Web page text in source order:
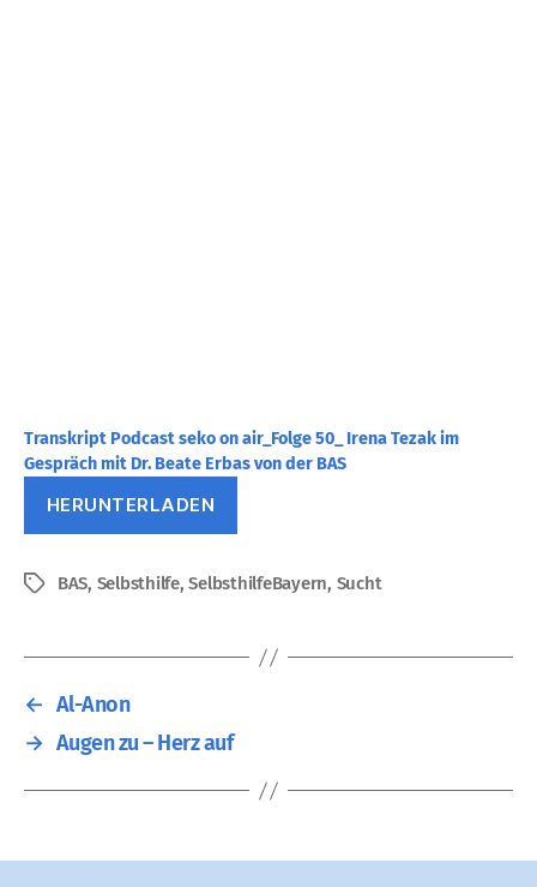
Transkript Podcast seko on air_Folge 50_ Irena Tezak im
Gespräch mit Dr. Beate Erbas von der BAS
HERUNTERLADEN
Schlagwörter
BAS, Selbsthilfe,SelbsthilfeBayern, Sucht
← Al-Anon
→ Augen zu – Herz auf